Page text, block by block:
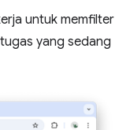
untuk memfilter
yang sedang